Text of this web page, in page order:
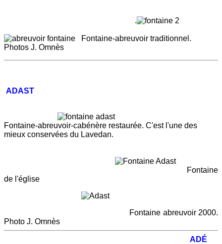
.
Fontaine-abreuvoir traditionnel.
Photos J. Omnès
ADAST
Fontaine-abreuvoir-cabénère restaurée. C'est l'une des
mieux conservées du Lavedan.
Fontaine
de l'église
Fontaine abreuvoir 2000.
Photo J. Omnès
ADÉ